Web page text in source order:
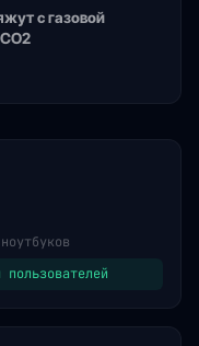
с газовой